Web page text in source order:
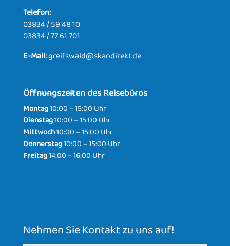
Telefon:
03834 / 59 48 10
03834 / 77 61 701
E-Mail:greifswald@skandirekt.de
Öffnungszeiten des Reisebüros
Montag10:00 – 15:00 Uhr
Dienstag10:00 – 15:00 Uhr
Mittwoch10:00 – 15:00 Uhr
Donnerstag10:00 – 15:00 Uhr
Freitag14:00 – 16:00 Uhr
Nehmen Sie Kontakt zu uns auf!